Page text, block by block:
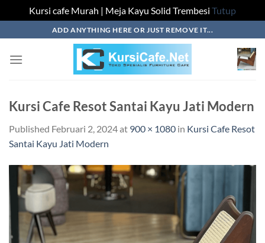
Kursi cafe Murah | Meja Kayu Solid Trembesi Tutup
to
content
ADD ANYTHING HERE OR JUST REMOVE IT...
Kursi Cafe Resot Santai Kayu Jati Modern
Published Februari 2, 2024at 900 × 1080 in Kursi Cafe Resot
Santai Kayu Jati Modern